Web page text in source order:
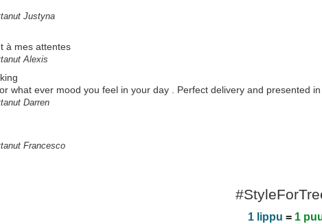
Justyna
à mes attentes
Alexis
what ever mood you feel in your day . Perfect delivery and presented
Darren
Francesco
1 lippu = 1